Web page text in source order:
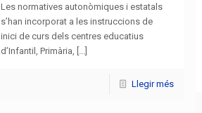
Les normatives autonòmiques i estatals
s’han incorporat a les instruccions de
inici de curs dels centres educatius
d’Infantil, Primària, [...]
Llegir més